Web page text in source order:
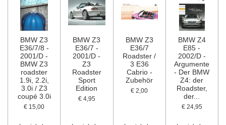
BMW Z3
E36/7/8 -
2001/D -
BMW Z3
roadster
1.9i, 2.2i,
3.0i / Z3
coupé 3.0i
€ 15,00
BMW Z3
E36/7 -
2001/D -
Z3
Roadster
Sport
Edition
€ 4,95
BMW Z3
E36/7
Roadster /
3 E36
Cabrio -
Zubehör
€ 2,00
BMW Z4
E85 -
2002/D -
Argumente
- Der BMW
Z4: der
Roadster,
der...
€ 24,95